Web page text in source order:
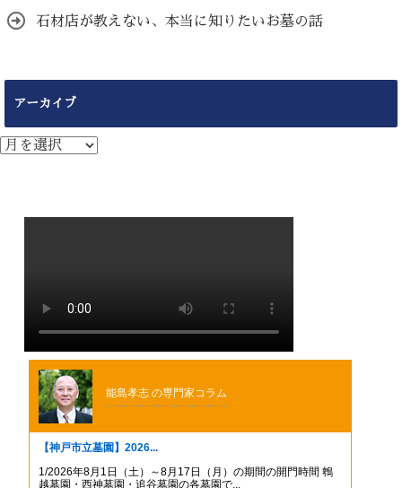
石材店が教えない、本当に知りたいお墓の話
アーカイブ
ア
ー